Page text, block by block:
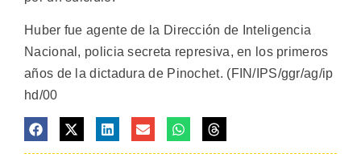
Huber fue agente de la Dirección de Inteligencia
Nacional, policia secreta represiva, en los primeros
años de la dictadura de Pinochet. (FIN/IPS/ggr/ag/ip
hd/00